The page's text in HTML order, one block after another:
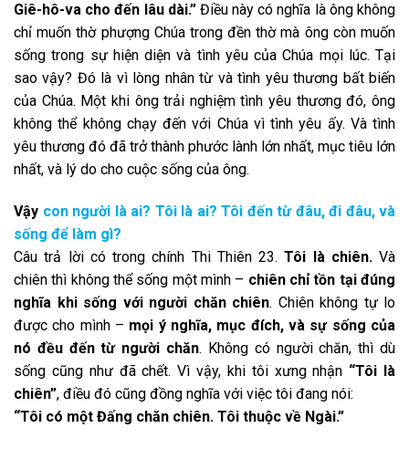
Giê-hô-va cho đến lâu dài.”Điều này có nghĩa là ông không
chỉ muốn thờ phượng Chúa trong đền thờ mà ông còn muốn
sống trong sự hiện diện và tình yêu của Chúa mọi lúc. Tại
sao vậy? Đó là vì lòng nhân từ và tình yêu thương bất biến
của Chúa. Một khi ông trải nghiệm tình yêu thương đó, ông
không thể không chạy đến với Chúa vì tình yêu ấy. Và tình
yêu thương đó đã trở thành phước lành lớn nhất, mục tiêu lớn
nhất, và lý do cho cuộc sống của ông.
Vậy con người là ai? Tôi là ai? Tôi đến từ đâu, đi đâu, và
sống để làm gì?
Câu trả lời có trong chính Thi Thiên 23.Tôi là chiên.Và
chiên thì không thể sống một mình – chiên chỉ tồn tại đúng
nghĩa khi sống với người chăn chiên. Chiên không tự lo
được cho mình – mọi ý nghĩa, mục đích, và sự sống của
nó đều đến từ người chăn. Không có người chăn, thì dù
sống cũng như đã chết. Vì vậy, khi tôi xưng nhận “Tôi là
chiên”, điều đó cũng đồng nghĩa với việc tôi đang nói:
“Tôi có một Đấng chăn chiên. Tôi thuộc về Ngài.”